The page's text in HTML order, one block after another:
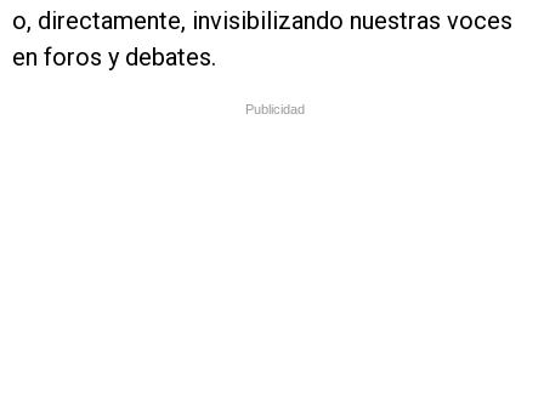
o, directamente, invisibilizando nuestras voces
en foros y debates.
Publicidad